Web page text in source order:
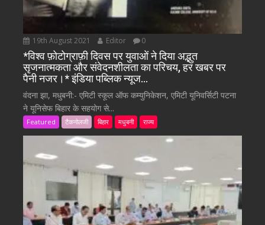
19th August 2021 Editor 0
*विश्व फ़ोटोग्राफ़ी दिवस पर युवाओं ने दिया अद्भुत
सृजनात्मकता और संवेदनशीलता का परिचय, हर खबर पर
पैनी नजर।* इंडिया पब्लिक न्यूज…
वंदना झा, मधुबनी:- एमिटी स्कूल ऑफ कम्युनिकेशन, एमिटी यूनिवर्सिटी पटना
ने यूनिसेफ बिहार के सहयोग से...
Featured टैकनोलजी बिहार मधुबनी राज्य